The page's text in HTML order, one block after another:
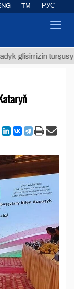
turşusy (t.)
TM РУС